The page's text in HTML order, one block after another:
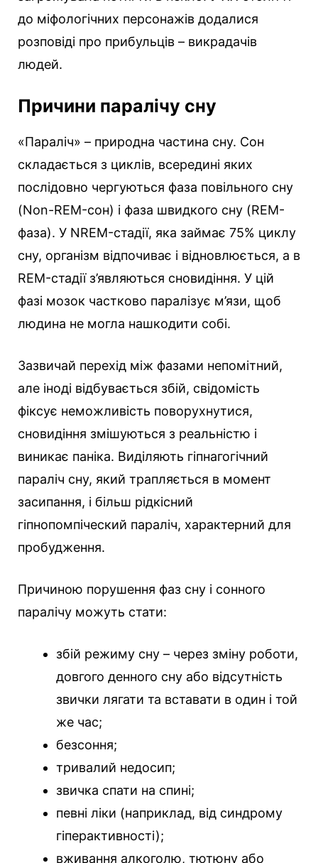
до міфологічних персонажів додалися
розповіді про прибульців – викрадачів
людей.
Причини паралічу сну
«Параліч» – природна частина сну. Сон
складається з циклів, всередині яких
послідовно чергуються фаза повільного сну
(Non-REM-сон) і фаза швидкого сну (REM-
фаза). У NREM-стадії, яка займає 75% циклу
сну, організм відпочиває і відновлюється, а в
REM-стадії з’являються сновидіння. У цій
фазі мозок частково паралізує м’язи, щоб
людина не могла нашкодити собі.
Зазвичай перехід між фазами непомітний,
але іноді відбувається збій, свідомість
фіксує неможливість поворухнутися,
сновидіння змішуються з реальністю і
виникає паніка. Виділяють гіпнагогічний
параліч сну, який трапляється в момент
засипання, і більш рідкісний
гіпнопомпіческий параліч, характерний для
пробудження.
Причиною порушення фаз сну і сонного
паралічу можуть стати:
збій режиму сну – через зміну роботи,
довгого денного сну або відсутність
звички лягати та вставати в один і той
же час;
безсоння;
тривалий недосип;
звичка спати на спині;
певні ліки (наприклад, від синдрому
гіперактивності);
вживання алкоголю, тютюну або